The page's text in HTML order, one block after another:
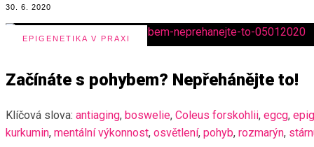
30. 6. 2020
EPIGENETIKA V PRAXI
Začínáte s pohybem? Nepřehánějte to!
Klíčová slova: antiaging, boswelie, Coleus forskohlii, egcg,
kurkumin, mentální výkonnost, osvětlení, pohyb, rozmarýn,